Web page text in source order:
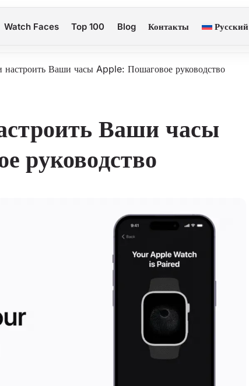
Watch Faces Top 100 Blog Контакты Русский
настроить Ваши часы Apple: Пошаговое руководство
Ваши часы
руководство